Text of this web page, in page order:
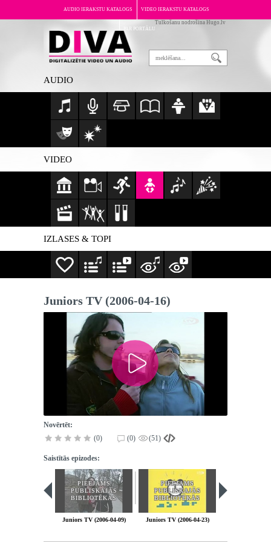
AUDIO IERAKSTU KATALOGS VIDEO IERAKSTU KATALOGS
PAR PORTĀLU
Tulkošanu nodrošina Hugo.lv
AUDIO
VIDEO
IZLASES & TOPI
Juniors TV (2006-04-16)
Novērtēt:
(0)
(0) (51)
Saistītās epizodes:
PIEEJAMS
PUBLISKAJĀS
BIBLIOTĒKĀS
Juniors TV (2006-04-09)
PIEEJAMS
PUBLISKAJĀS
BIBLIOTĒKĀS
Juniors TV (2006-04-23)